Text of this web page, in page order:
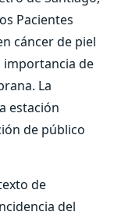
Pacientes
cáncer de piel
importancia de
La
estación
de público
de
del